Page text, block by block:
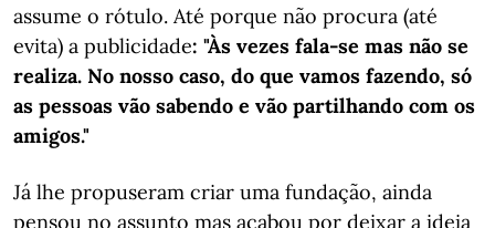
assume o rótulo. Até porque não procura (até
evita) a publicidade: "Às vezes fala-se mas não se
realiza. No nosso caso, do que vamos fazendo, só
as pessoas vão sabendo e vão partilhando com os
amigos."
Já lhe propuseram criar uma fundação, ainda
pensou no assunto mas acabou por deixar a ideia